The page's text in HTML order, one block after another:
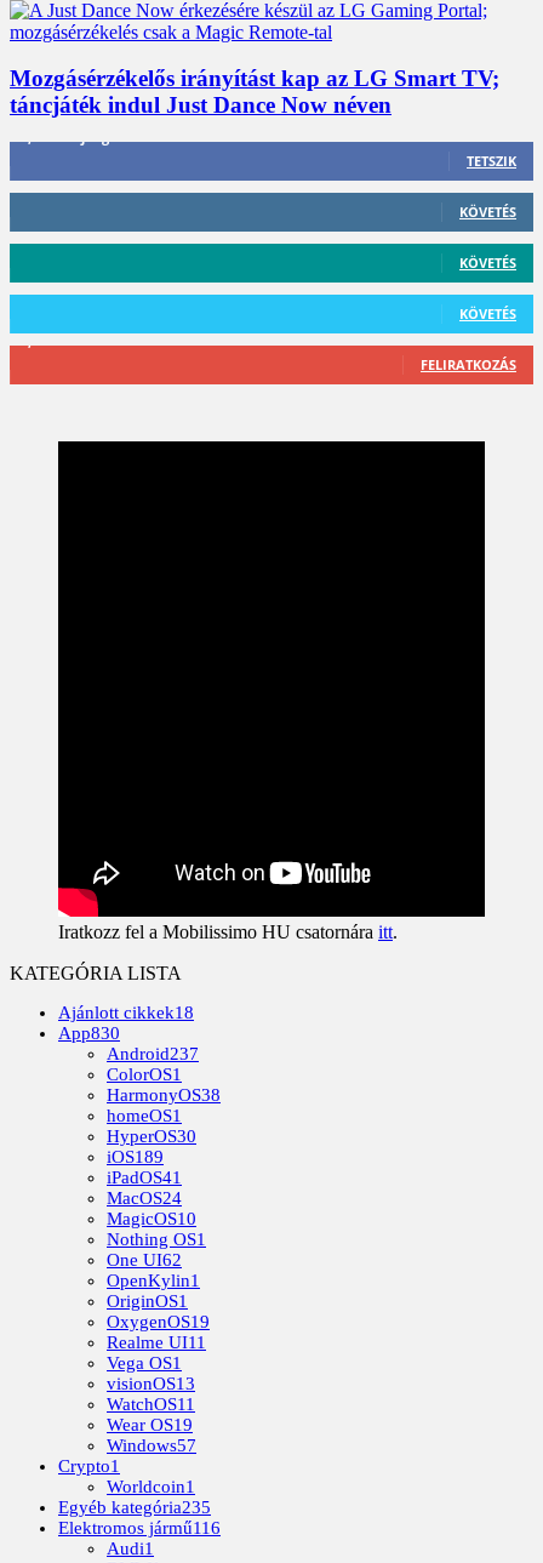
Mozgásérzékelős irányítást kap az LG Smart TV;
táncjáték indul Just Dance Now néven
TETSZIK
KÖVETÉS
KÖVETÉS
KÖVETÉS
FELIRATKOZÁS
Iratkozz fel a Mobilissimo HU csatornára itt.
KATEGÓRIA LISTA
Ajánlott cikkek18
App830
Android237
ColorOS1
HarmonyOS38
homeOS1
HyperOS30
iOS189
iPadOS41
MacOS24
MagicOS10
Nothing OS1
One UI62
OpenKylin1
OriginOS1
OxygenOS19
Realme UI11
Vega OS1
visionOS13
WatchOS11
Wear OS19
Windows57
Crypto1
Worldcoin1
Egyéb kategória235
Elektromos jármű116
Audi1